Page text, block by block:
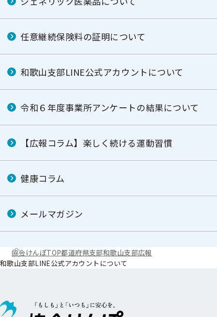
任意継続保険料の証明について
和歌山支部LINE公式アカウントについて
令和６年度事業所アンケートの結果について
【広報コラム】楽しく続ける運動習慣
健康コラム
メールマガジン
協会けんぽTOP都道府県支部和歌山支部広報
和歌山支部LINE公式アカウントについて